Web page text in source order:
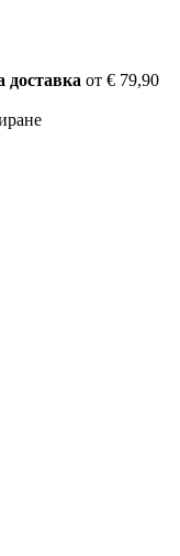
доставка от € 79,90